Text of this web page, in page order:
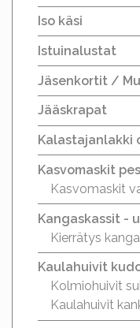
Iso käsi
Istuinalustat
Jäsenkortit /
Jääskrapat
Kalastajanlakki
Kasvomaskit
Kasvomaskit
Kangaskassit -
Kierrätys
Kaulahuivit
Kolmiohuivit
Kaulahuivit